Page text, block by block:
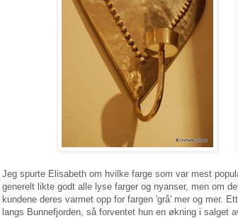
Jeg spurte Elisabeth om hvilke farge som var mest
generelt likte godt alle lyse farger og nyanser, men om
kundene deres varmet opp for fargen 'grå' mer og mer.
langs Bunnefjorden, så forventet hun en økning i salget